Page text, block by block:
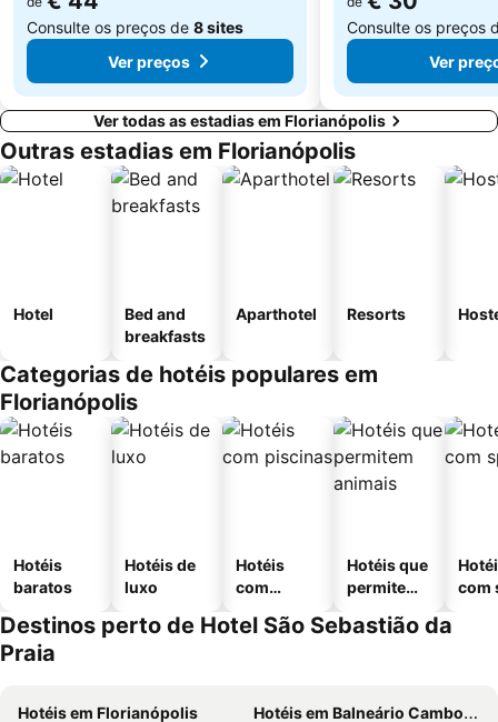
Consulte os preços de 8 sites
Ver preços
Consulte os preços
Ver
Ver todas as estadias em Florianópolis
Outras estadias em Florianópolis
Hotel
Bed and
breakfasts
Aparthotel Resorts
Categorias de hotéis populares em
Florianópolis
Hotéis
baratos
Hotéis de
luxo
Hotéis
com
Hotéis que
permitem
com
Destinos perto de Hotel São Sebastião da
Praia
Hotéis em Florianópolis
Hotéis em Balneário Camboriú